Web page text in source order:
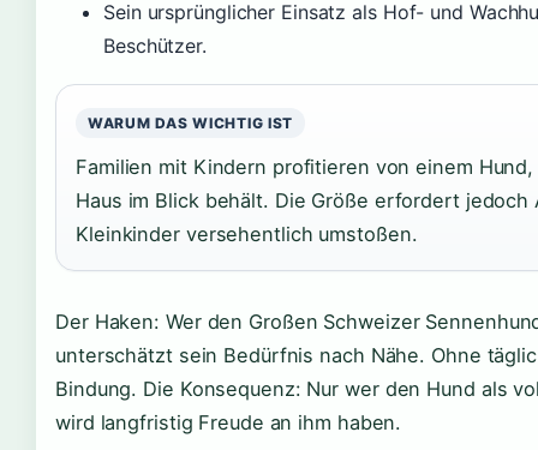
Sein ursprünglicher Einsatz als Hof- und
Beschützer.
WARUM DAS WICHTIG IST
Familien mit Kindern profitieren von einem
Haus im Blick behält. Die Größe erfordert
Kleinkinder versehentlich umstoßen.
Der Haken: Wer den Großen Schweizer
unterschätzt sein Bedürfnis nach Nähe. Ohne
Bindung. Die Konsequenz: Nur wer den Hund als
wird langfristig Freude an ihm haben.